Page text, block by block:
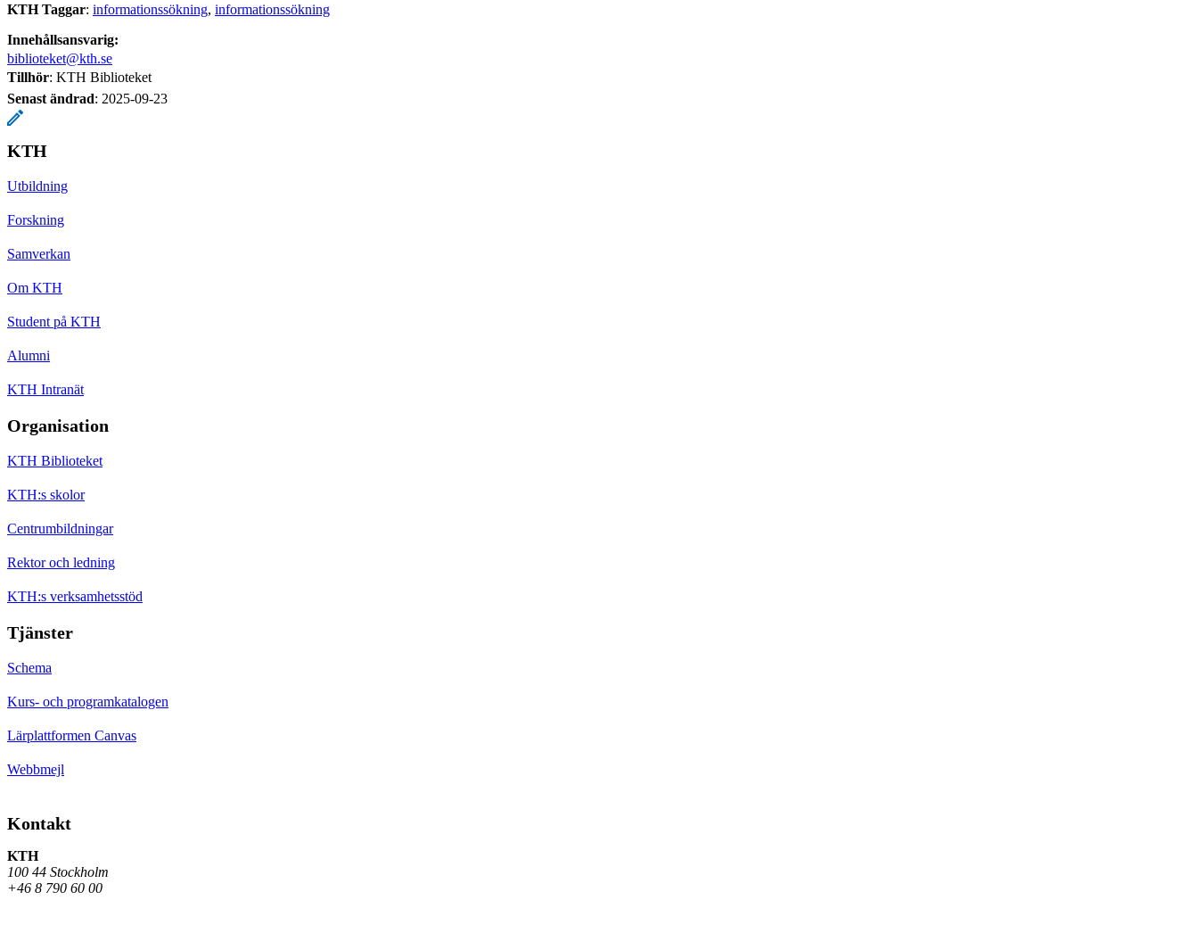
KTH Taggar: informationssökning informationssökning
Innehållsansvarig:
biblioteket@kth.se
Tillhör: KTH Biblioteket
Senast ändrad: 2025-09-23
KTH
Utbildning
Forskning
Samverkan
Om KTH
Student på KTH
Alumni
KTH Intranät
Organisation
KTH Biblioteket
KTH:s skolor
Centrumbildningar
Rektor och ledning
KTH:s verksamhetsstöd
Tjänster
Schema
Kurs- och programkatalogen
Lärplattformen Canvas
Webbmejl
Kontakt
KTH
100 44 Stockholm
+46 8 790 60 00